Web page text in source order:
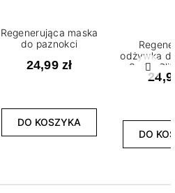
Regenerująca maska
do paznokci
24,99 zł
DO KOSZYKA
odżywka
3w1 -
DO